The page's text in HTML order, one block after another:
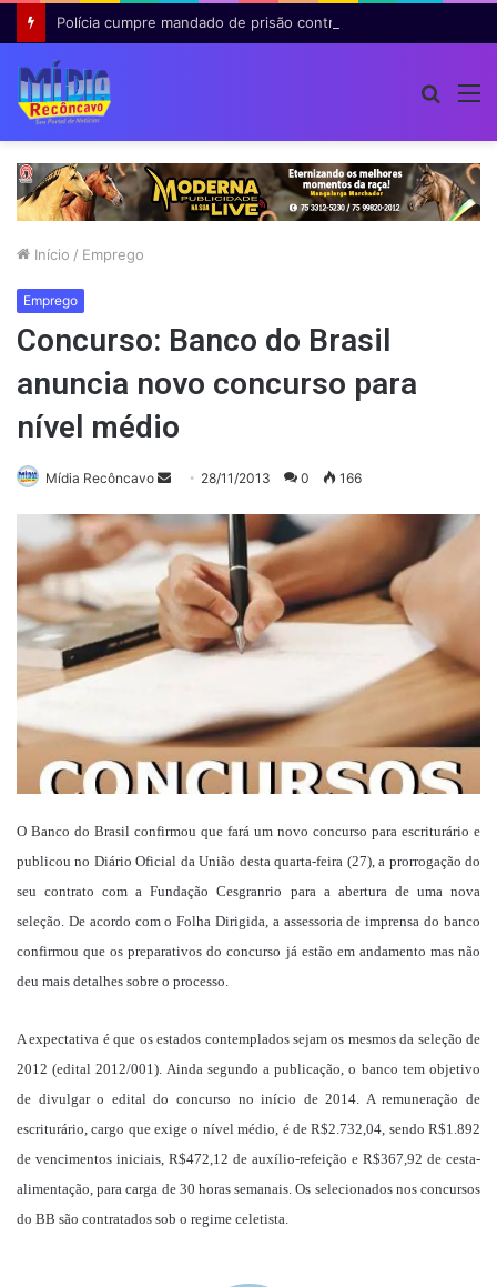
Início / Emprego
Emprego
Concurso: Banco do Brasil
anuncia novo concurso para
nível médio
Mídia Recôncavo
Mande
e-
mail
28/11/2013 0 166
O Banco do Brasil confirmou que fará um novo concurso para escriturário e
publicou no Diário Oficial da União desta quarta-feira (27), a prorrogação do
seu contrato com a Fundação Cesgranrio para a abertura de uma nova
seleção. De acordo com o Folha Dirigida, a assessoria de imprensa do banco
confirmou que os preparativos do concurso já estão em andamento mas não
deu mais detalhes sobre o processo.
A expectativa é que os estados contemplados sejam os mesmos da seleção de
2012 (edital 2012/001). Ainda segundo a publicação, o banco tem objetivo
de divulgar o edital do concurso no início de 2014. A remuneração de
escriturário, cargo que exige o nível médio, é de R$2.732,04, sendo R$1.892
de vencimentos iniciais, R$472,12 de auxílio-refeição e R$367,92 de cesta-
alimentação, para carga de 30 horas semanais. Os selecionados nos concursos
do BB são contratados sob o regime celetista.